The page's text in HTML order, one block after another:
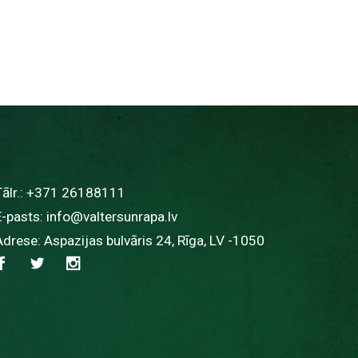
+371 26188111
pasts: info@valtersunrapa.lv
Aspazijas bulvāris 24, Rīga, LV -1050